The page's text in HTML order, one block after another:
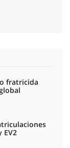
fratricida
EV2